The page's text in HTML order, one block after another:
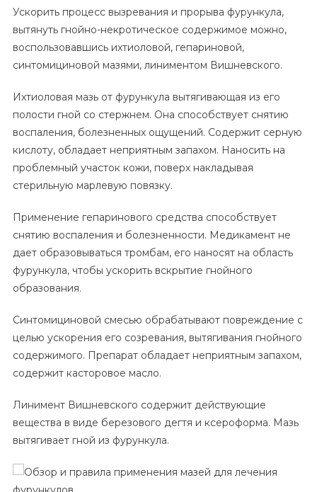
Ускорить процесс вызревания и прорыва фурункула,
вытянуть гнойно-некротическое содержимое можно,
воспользовавшись ихтиоловой, гепариновой,
синтомициновой мазями, линиментом Вишневского.
Ихтиоловая мазь от фурункула вытягивающая из его
полости гной со стержнем. Она способствует снятию
воспаления, болезненных ощущений. Содержит серную
кислоту, обладает неприятным запахом. Наносить на
проблемный участок кожи, поверх накладывая
стерильную марлевую повязку.
Применение гепаринового средства способствует
снятию воспаления и болезненности. Медикамент не
дает образовываться тромбам, его наносят на область
фурункула, чтобы ускорить вскрытие гнойного
образования.
Синтомициновой смесью обрабатывают повреждение с
целью ускорения его созревания, вытягивания гнойного
содержимого. Препарат обладает неприятным запахом,
содержит касторовое масло.
Линимент Вишневского содержит действующие
вещества в виде березового дегтя и ксероформа. Мазь
вытягивает гной из фурункула.